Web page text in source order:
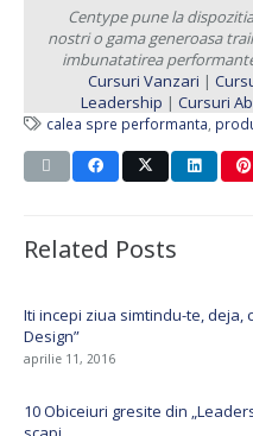
Centype pune la
nostri o gama generoasa
imbunatatirea
Cursuri Vanzari |
Leadership | Cursuri
calea spre performanta
Related Posts
Iti incepi ziua simtindu-te, deja,
Design”
aprilie 11, 2016
10 Obiceiuri gresite din